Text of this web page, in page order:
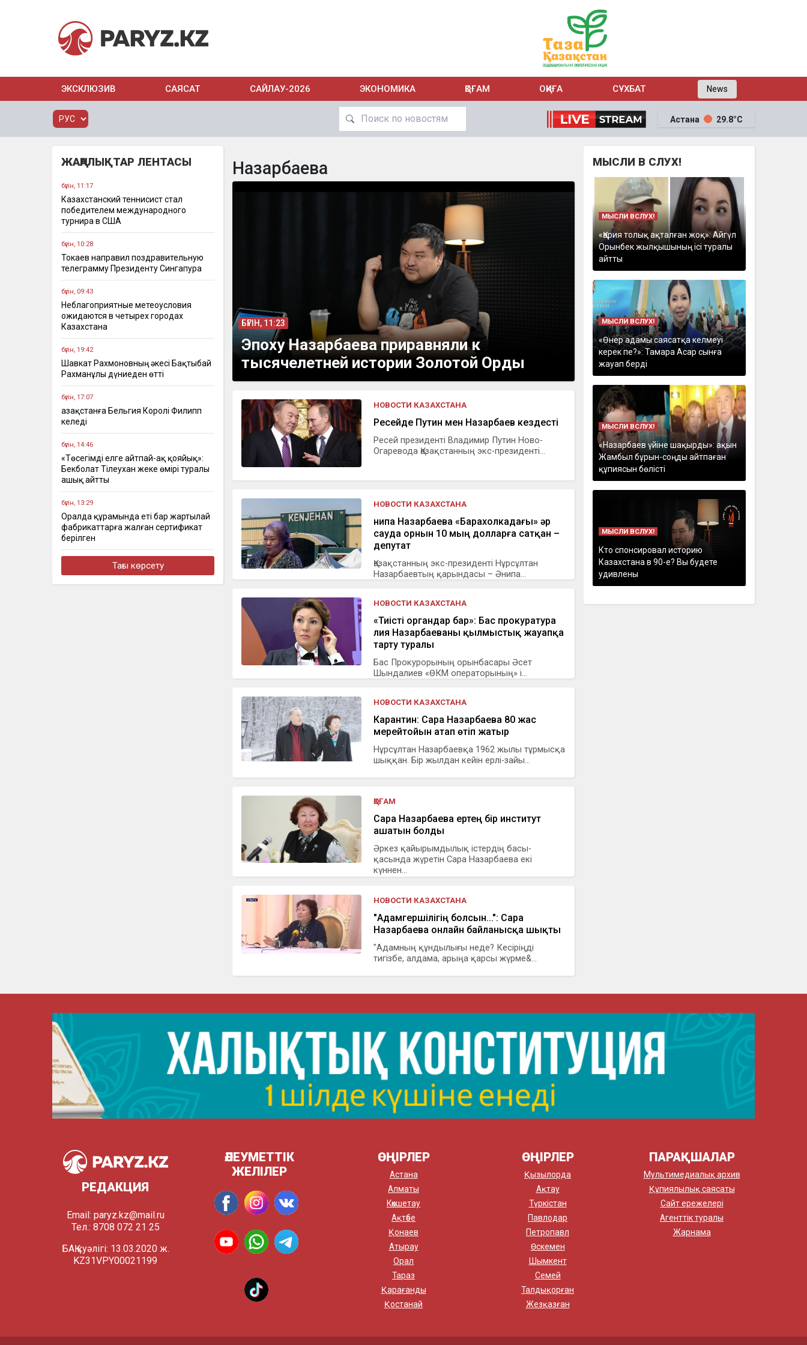
ЭКСКЛЮЗИВ САЯСАТ САЙЛАУ-2026 ЭКОНОМИКА ҚОҒАМ ОҚИҒА СҰХБАТ News
Астана 29.8°C
ЖАҢАЛЫҚТАР ЛЕНТАСЫ
бүгін, 11:17
Казахстанский теннисист стал
победителем международного
турнира в США
бүгін, 10:28
Токаев направил поздравительную
телеграмму Президенту Сингапура
бүгін, 09:43
Неблагоприятные метеоусловия
ожидаются в четырех городах
Казахстана
бүгін, 19:42
Шавкат Рахмоновның әкесі Бақтыбай
Рахманұлы дүниеден өтті
бүгін, 17:07
Қазақстанға Бельгия Королі Филипп
келеді
бүгін, 14:46
«Төсегімді елге айтпай-ақ қояйық»:
Бекболат Тілеухан жеке өмірі туралы
ашық айтты
бүгін, 13:29
Оралда құрамында еті бар жартылай
фабрикаттарға жалған сертификат
берілген
Мемлекет басшысы кинорежиссер
Ардақ Әмірқұловтың отбасына көңіл
Тағы көрсету
Назарбаева
БҮГІН, 11:23
Эпоху Назарбаева приравняли к
тысячелетней истории Золотой Орды
НОВОСТИ КАЗАХСТАНА
Ресейде Путин мен Назарбаев кездесті
Ресей президенті Владимир Путин Ново-
Огаревода Қазақстанның экс-президенті...
НОВОСТИ КАЗАХСТАНА
Әнипа Назарбаева «Барахолкадағы» әр
сауда орнын 10 мың долларға сатқан –
депутат
Қазақстанның экс-президенті Нұрсұлтан
Назарбаевтың қарындасы – Әнипа...
НОВОСТИ КАЗАХСТАНА
«Тиісті органдар бар»: Бас прокуратура
Әлия Назарбаеваны қылмыстық жауапқа
тарту туралы
Бас Прокурорының орынбасары Әсет
Шындалиев «ӨКМ операторының» і...
НОВОСТИ КАЗАХСТАНА
Карантин: Сара Назарбаева 80 жас
мерейтойын атап өтіп жатыр
Нұрсұлтан Назарбаевқа 1962 жылы тұрмысқа
шыққан. Бір жылдан кейін ерлі-зайы...
ҚОҒАМ
Сара Назарбаева ертең бір институт
ашатын болды
Әркез қайырымдылық істердің басы-
қасында жүретін Сара Назарбаева екі
күннен...
НОВОСТИ КАЗАХСТАНА
"Адамгершілігің болсын...": Сара
Назарбаева онлайн байланысқа шықты
"Адамның құндылығы неде? Кесіріңді
тигізбе, алдама, арыңа қарсы жүрме&...
МЫСЛИ В СЛУХ!
МЫСЛИ ВСЛУХ!
«Қария толық ақталған жоқ»: Айгүл
Орынбек жылқышының ісі туралы
айтты
МЫСЛИ ВСЛУХ!
«Өнер адамы саясатқа келмеуі
керек пе?»: Тамара Асар сынға
жауап берді
МЫСЛИ ВСЛУХ!
«Назарбаев үйіне шақырды»: ақын
Жамбыл бұрын-соңды айтпаған
құпиясын бөлісті
МЫСЛИ ВСЛУХ!
Кто спонсировал историю
Казахстана в 90-е? Вы будете
удивлены
РЕДАКЦИЯ
Email: paryz.kz@mail.ru
Тел.: 8708 072 21 25
БАҚ куәлігі: 13.03.2020 ж.
KZ31VPY00021199
ӘЛЕУМЕТТІК
ЖЕЛІЛЕР
ӨҢІРЛЕР
Астана
Алматы
Көкшетау
Ақтөбе
Қонаев
Атырау
Орал
Тараз
Қарағанды
Қостанай
ӨҢІРЛЕР
Қызылорда
Ақтау
Түркістан
Павлодар
Петропавл
Өскемен
Шымкент
Семей
Талдықорған
Жезқазған
ПАРАҚШАЛАР
Мультимедиалық архив
Құпиялылық саясаты
Сайт ережелері
Агенттік туралы
Жарнама